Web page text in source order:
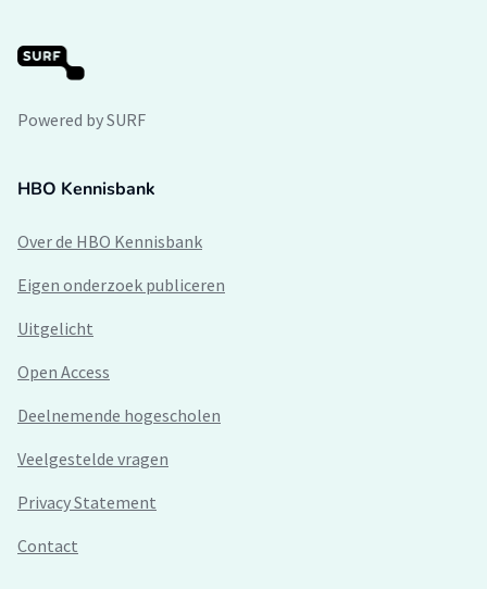
Powered by SURF
HBO Kennisbank
Over de HBO Kennisbank
Eigen onderzoek publiceren
Uitgelicht
Open Access
Deelnemende hogescholen
Veelgestelde vragen
Privacy Statement
Contact